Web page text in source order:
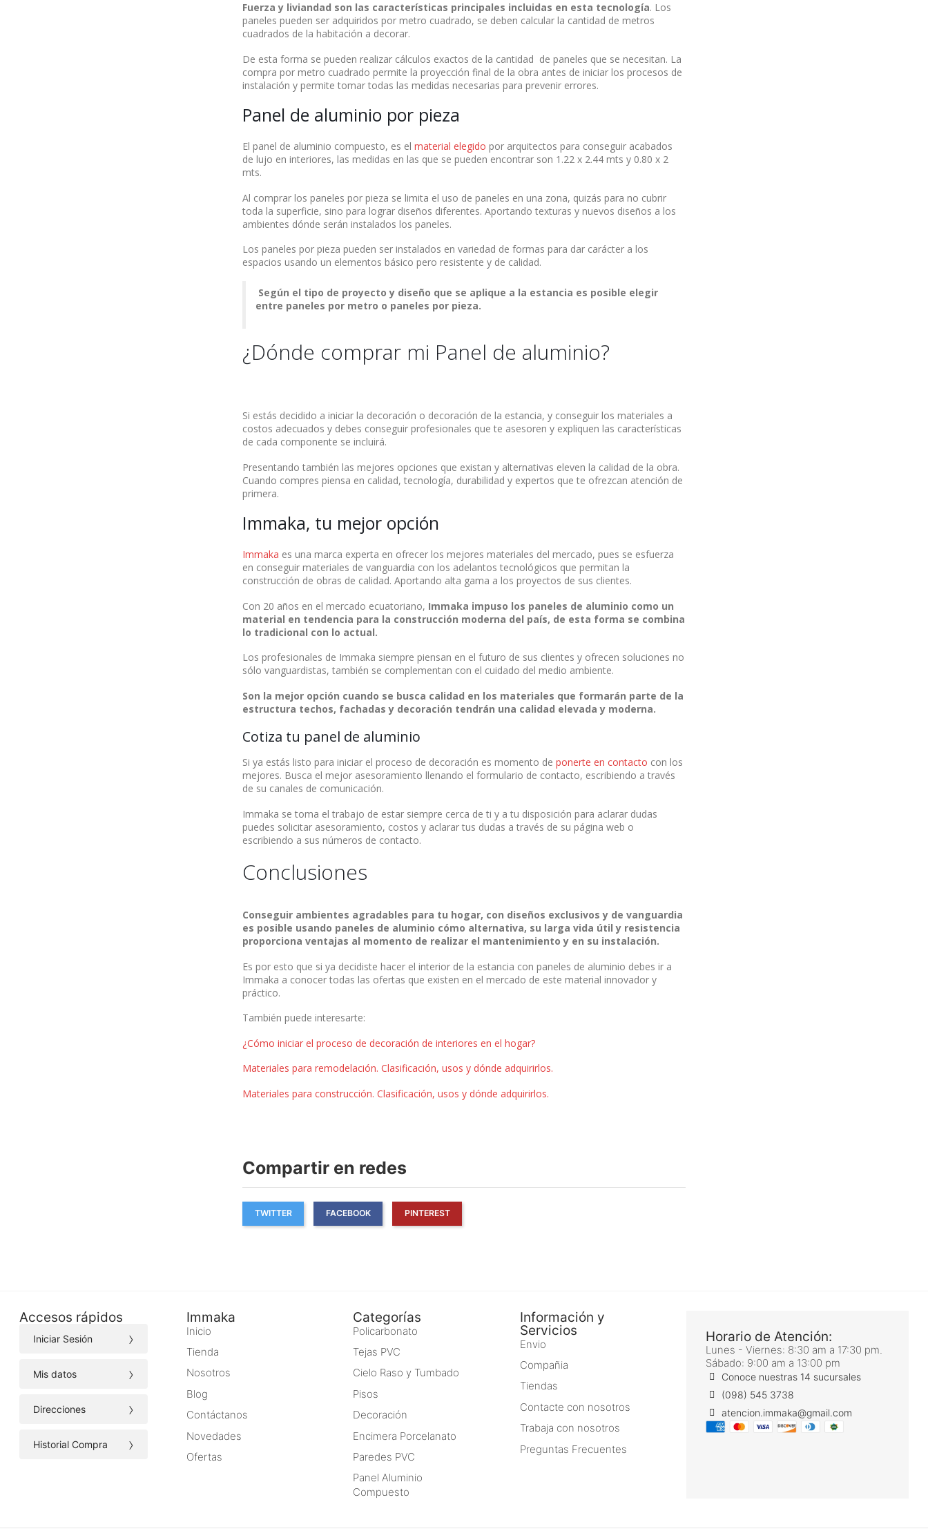
Fuerza y liviandad son las características principales incluidas en esta tecnología. Los
paneles pueden ser adquiridos por metro cuadrado, se deben calcular la cantidad de metros
cuadrados de la habitación a decorar.
De esta forma se pueden realizar cálculos exactos de la cantidad de paneles que se necesitan. La
compra por metro cuadrado permite la proyección final de la obra antes de iniciar los procesos de
instalación y permite tomar todas las medidas necesarias para prevenir errores.
Panel de aluminio por pieza
El panel de aluminio compuesto, es el material elegido por arquitectos para conseguir acabados
de lujo en interiores, las medidas en las que se pueden encontrar son 1.22 x 2.44 mts y 0.80 x 2
mts.
Al comprar los paneles por pieza se limita el uso de paneles en una zona, quizás para no cubrir
toda la superficie, sino para lograr diseños diferentes. Aportando texturas y nuevos diseños a los
ambientes dónde serán instalados los paneles.
Los paneles por pieza pueden ser instalados en variedad de formas para dar carácter a los
espacios usando un elementos básico pero resistente y de calidad.
Según el tipo de proyecto y diseño que se aplique a la estancia es posible elegir
entre paneles por metro o paneles por pieza.
¿Dónde comprar mi Panel de aluminio?
Si estás decidido a iniciar la decoración o decoración de la estancia, y conseguir los materiales a
costos adecuados y debes conseguir profesionales que te asesoren y expliquen las características
de cada componente se incluirá.
Presentando también las mejores opciones que existan y alternativas eleven la calidad de la obra.
Cuando compres piensa en calidad, tecnología, durabilidad y expertos que te ofrezcan atención de
primera.
Immaka, tu mejor opción
Immaka es una marca experta en ofrecer los mejores materiales del mercado, pues se esfuerza
en conseguir materiales de vanguardia con los adelantos tecnológicos que permitan la
construcción de obras de calidad. Aportando alta gama a los proyectos de sus clientes.
Con 20 años en el mercado ecuatoriano, Immaka impuso los paneles de aluminio como un
material en tendencia para la construcción moderna del país, de esta forma se combina
lo tradicional con lo actual.
Los profesionales de Immaka siempre piensan en el futuro de sus clientes y ofrecen soluciones no
sólo vanguardistas, también se complementan con el cuidado del medio ambiente.
Son la mejor opción cuando se busca calidad en los materiales que formarán parte de la
estructura techos, fachadas y decoración tendrán una calidad elevada y moderna.
Cotiza tu panel de aluminio
Si ya estás listo para iniciar el proceso de decoración es momento de ponerte en contacto con los
mejores. Busca el mejor asesoramiento llenando el formulario de contacto, escribiendo a través
de su canales de comunicación.
Immaka se toma el trabajo de estar siempre cerca de ti y a tu disposición para aclarar dudas
puedes solicitar asesoramiento, costos y aclarar tus dudas a través de su página web o
escribiendo a sus números de contacto.
Conclusiones
Conseguir ambientes agradables para tu hogar, con diseños exclusivos y de vanguardia
es posible usando paneles de aluminio cómo alternativa, su larga vida útil y resistencia
proporciona ventajas al momento de realizar el mantenimiento y en su instalación.
Es por esto que si ya decidiste hacer el interior de la estancia con paneles de aluminio debes ir a
Immaka a conocer todas las ofertas que existen en el mercado de este material innovador y
práctico.
También puede interesarte:
¿Cómo iniciar el proceso de decoración de interiores en el hogar?
Materiales para remodelación. Clasificación, usos y dónde adquirirlos.
Materiales para construcción. Clasificación, usos y dónde adquirirlos.
Compartir en redes
TWITTER FACEBOOK PINTEREST
Accesos rápidos
Iniciar Sesión ›
Mis datos ›
Direcciones ›
Historial Compra ›
Immaka
Inicio
Tienda
Nosotros
Blog
Contáctanos
Novedades
Ofertas
Categorías
Policarbonato
Tejas PVC
Cielo Raso y Tumbado
Pisos
Decoración
Encimera Porcelanato
Paredes PVC
Panel Aluminio
Compuesto
Información y
Servicios
Envio
Compañia
Tiendas
Contacte con nosotros
Trabaja con nosotros
Preguntas Frecuentes
Horario de Atención:
Lunes - Viernes: 8:30 am a 17:30 pm.
Sábado: 9:00 am a 13:00 pm
Conoce nuestras 14 sucursales
(098) 545 3738
atencion.immaka@gmail.com